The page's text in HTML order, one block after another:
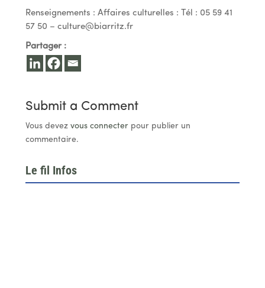
Renseignements : Affaires culturelles : Tél : 05 59 41
57 50 – culture@biarritz.fr
Partager :
Submit a Comment
Vous devez vous connecterpour publier un
commentaire.
Le fil Infos